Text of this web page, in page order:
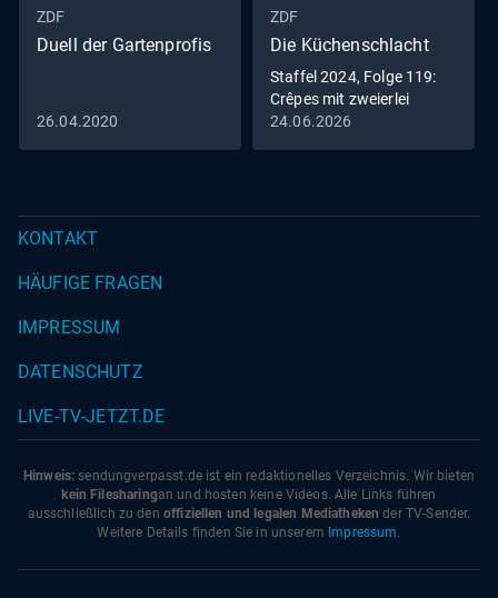
ZDF
Duell der Gartenprofis
26.04.2020
ZDF
Die Küchenschlacht
Staffel 2024, Folge 119:
Crêpes mit zweierlei
Füllung vs. Zitrus-
24.06.2026
KONTAKT
HÄUFIGE FRAGEN
IMPRESSUM
DATENSCHUTZ
LIVE-TV-JETZT.DE
Hinweis: sendungverpasst.de ist ein redaktionelles Verzeichnis. Wir bieten
kein Filesharingan und hosten keine Videos. Alle Links führen
ausschließlich zu den offiziellen und legalen Mediatheken der TV-Sender.
Weitere Details finden Sie in unserem Impressum.